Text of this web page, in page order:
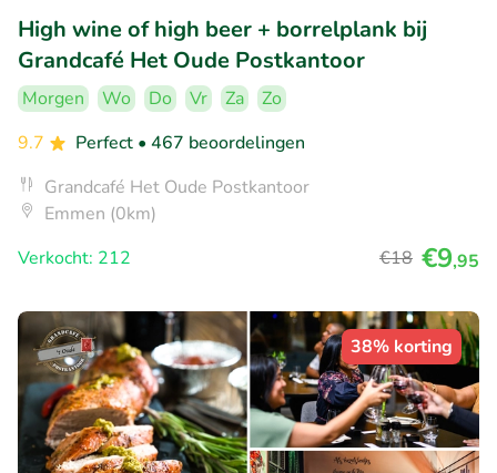
High wine of high beer + borrelplank bij
Grandcafé Het Oude Postkantoor
Morgen Wo Do Vr Za
Zo
9.7
Perfect • 467 beoordelingen
Grandcafé Het Oude Postkantoor
Emmen (0km)
Verkocht: 212
€18 €9,95
38% korting